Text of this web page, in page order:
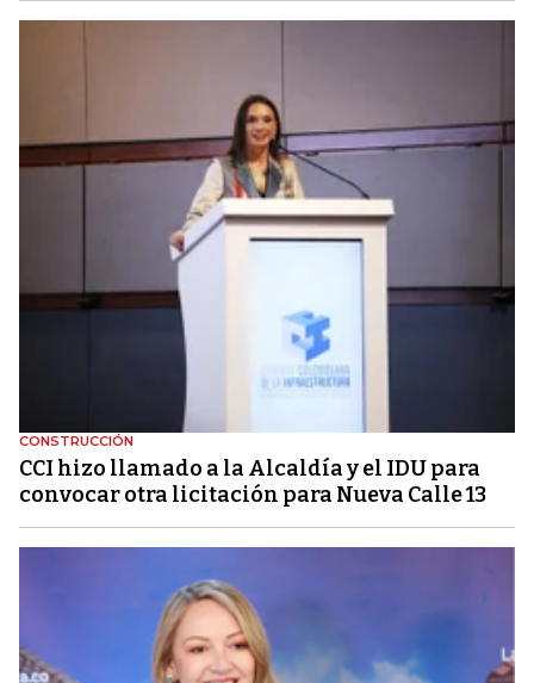
CONSTRUCCIÓN
CCI hizo llamado a la Alcaldía y el IDU para
convocar otra licitación para Nueva Calle 13